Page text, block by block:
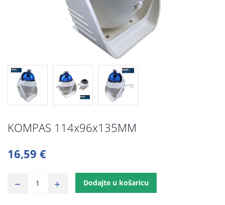
KOMPAS 114x96x135MM
16,59 €
Dodajte u košaricu